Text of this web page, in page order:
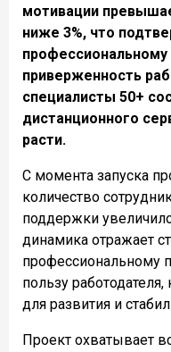
мотивации
ниже 3%, что
приверженность
специалисты 50+
дистанционного
расти.
С момента запуска
количество
поддержки
динамика отражает
профессиональному
пользу
для развития и
Проект охватывает